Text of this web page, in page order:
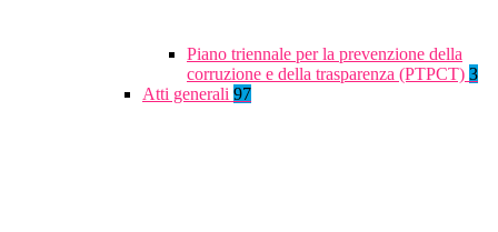
Piano triennale per la prevenzione della
corruzione e della trasparenza (PTPCT) 3
Atti generali 97